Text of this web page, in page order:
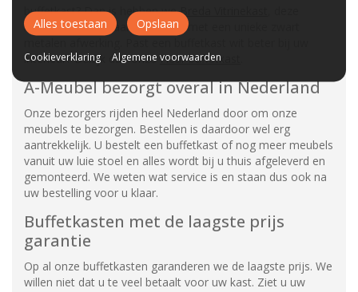
buffetkast? Dan is hebben weBreda Vitrinekast
buffetkast is gemaakt van hout met een unieke zwart
interieur? Bekijk dan onze Fleur buffetkast
A-Meubel bezorgt overal in Nederland
Onze bezorgers rijden heel Nederland door om onze
meubels te bezorgen. Bestellen is daardoor wel erg
aantrekkelijk. U bestelt een buffetkast of nog meer meubels
vanuit uw luie stoel en alles wordt bij u thuis afgeleverd en
gemonteerd. We weten wat service is en staan dus ook na
uw bestelling voor u klaar.
Buffetkasten met de laagste prijs
garantie
Op al onze buffetkasten garanderen we de laagste prijs. We
willen niet dat u te veel betaalt voor uw kast. Ziet u uw
Alles toestaan Opslaan
Cookieverklaring Algemene voorwaarden